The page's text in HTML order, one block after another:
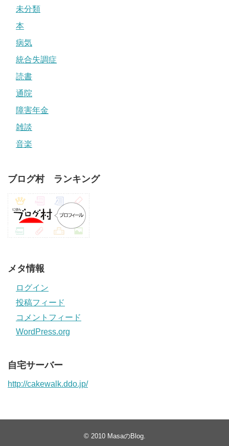
未分類
本
病気
統合失調症
読書
通院
障害年金
雑談
音楽
ブログ村 ランキング
メタ情報
ログイン
投稿フィード
コメントフィード
WordPress.org
自宅サーバー
http://cakewalk.ddo.jp/
© 2010 MasaのBlog.